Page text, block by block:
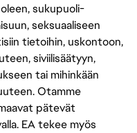
sukupuoli-
seksuaaliseen
tietoihin, uskontoon,
siviilisäätyyn,
tai mihinkään
Otamme
pätevät
EA tekee myös